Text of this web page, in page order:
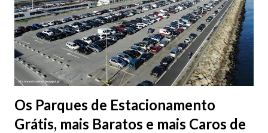
Os Parques de Estacionamento
Grátis, mais Baratos e mais Caros de